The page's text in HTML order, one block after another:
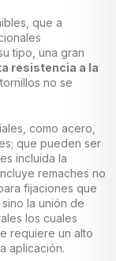
que a
tipo, una gran
resistencia a la
no se
como acero,
que pueden ser
incluida la
remaches no
fijaciones que
la unión de
los cuales
requiere un alto
aplicación.